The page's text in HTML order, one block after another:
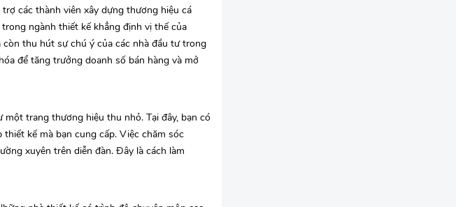
các thành viên xây dựng thương hiệu cá
ngành thiết kế khẳng định vị thế của
thu hút sự chú ý của các nhà đầu tư trong
để tăng trưởng doanh số bán hàng và mở
trang thương hiệu thu nhỏ. Tại đây, bạn có
kế mà bạn cung cấp. Việc chăm sóc
xuyên trên diễn đàn. Đây là cách làm